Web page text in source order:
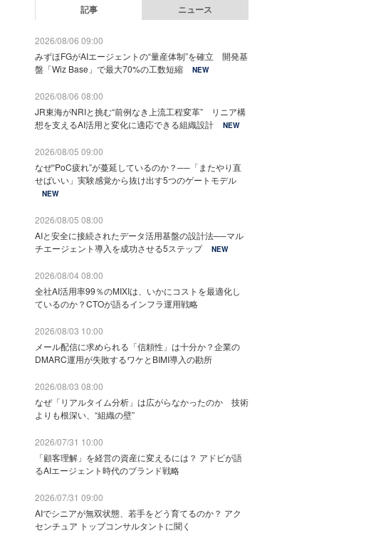
記事 ニュース
2026/08/06 09:00
みずほFGがAIエージェントの“量産体制”を確立 開発基
盤「Wiz Base」で最大70%の工数短縮
NEW
2026/08/06 08:00
JR東海がNRIと挑む“前例なき上流工程変革” リニア構
想を支えるAI活用と変化に適応できる組織設計
NEW
2026/08/05 09:00
なぜ“PoC疲れ”が蔓延しているのか？──「またやり直
せばいい」実験感覚から抜け出す5つのゲートモデル
NEW
2026/08/05 08:00
AIと安全に接続されたデータ活用基盤の設計法──マル
チエージェント導入を成功させる5ステップ
NEW
2026/08/04 08:00
全社AI活用率99％のMIXIは、いかにコストを最適化し
ているのか？CTOが語るインフラ運用戦略
2026/08/03 10:00
メール配信に求められる「信頼性」は十分か？企業の
DMARC運用が失敗するワケとBIMI導入の勘所
2026/08/03 08:00
なぜ「リアルタイム分析」は広がらなかったのか 技術
よりも根深い、“組織の壁”
2026/07/31 10:00
「顧客理解」を経営の資産に変えるには？ アドビが語
るAIエージェント時代のブランド戦略
2026/07/31 09:00
AIでシニアが無双状態、若手をどう育てるのか？ アク
センチュア トップコンサルタントに聞く